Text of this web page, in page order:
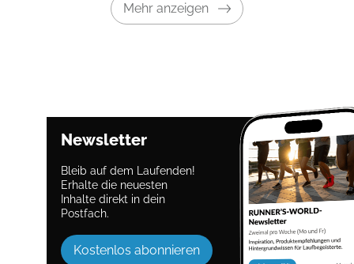
Mehr anzeigen
Newsletter
Bleib auf dem Laufenden!
Erhalte die neuesten
Inhalte direkt in dein
Postfach.
Kostenlos abonnieren